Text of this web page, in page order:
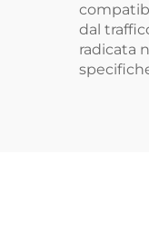
dal
radicata